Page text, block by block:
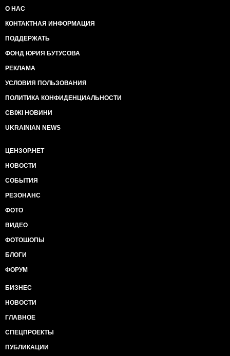
О НАС
КОНТАКТНАЯ ИНФОРМАЦИЯ
ПОДДЕРЖАТЬ
ФОНД ЮРИЯ БУТУСОВА
РЕКЛАМА
УСЛОВИЯ ПОЛЬЗОВАНИЯ
ПОЛИТИКА КОНФИДЕНЦИАЛЬНОСТИ
СВІЖІ НОВИНИ
UKRAINIAN NEWS
ЦЕНЗОР.НЕТ
НОВОСТИ
СОБЫТИЯ
РЕЗОНАНС
ФОТО
ВИДЕО
ФОТОШОПЫ
БЛОГИ
ФОРУМ
БИЗНЕС
НОВОСТИ
ГЛАВНОЕ
СПЕЦПРОЕКТЫ
ПУБЛИКАЦИИ